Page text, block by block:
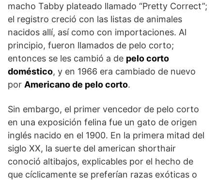
macho Tabby plateado llamado “Pretty Correct”;
el registro creció con las listas de animales
nacidos allí, así como con importaciones. Al
principio, fueron llamados de pelo corto;
entonces se les cambió a de pelo corto
doméstico, y en 1966 era cambiado de nuevo
por Americano de pelo corto.
Sin embargo, el primer vencedor de pelo corto
en una exposición felina fue un gato de origen
inglés nacido en el 1900. En la primera mitad del
siglo XX, la suerte del american shorthair
conoció altibajos, explicables por el hecho de
que cíclicamente se preferían razas exóticas o